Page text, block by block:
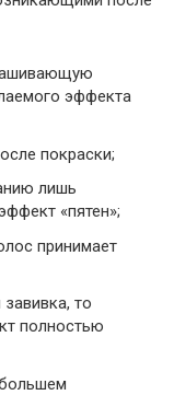
эффекта
покраски;
лишь
«пятен»;
принимает
то
полностью